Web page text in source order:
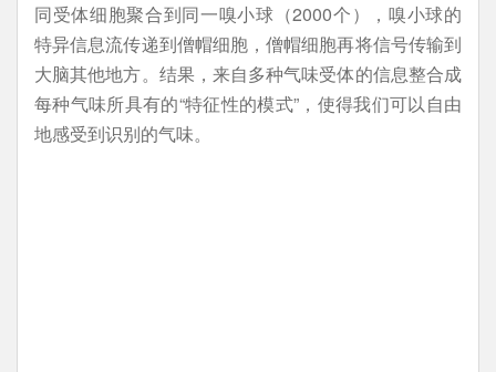
同受体细胞聚合到同一嗅小球（2000个），嗅小球的
特异信息流传递到僧帽细胞，僧帽细胞再将信号传输到
大脑其他地方。结果，来自多种气味受体的信息整合成
每种气味所具有的“特征性的模式”，使得我们可以自由
地感受到识别的气味。